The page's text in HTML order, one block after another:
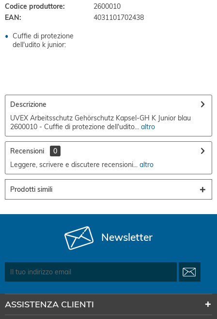
Codice produttore:
2600010
EAN:
4031101702438
Cuffie di protezione
dell'udito k junior:
Descrizione
UVEX Arbeitsschutz Gehörschutz Kapsel-GH K Junior blau
2600010 - Cuffie di protezione dell'udito... altro
Recensioni
0
Leggere, scrivere e discutere recensioni... altro
Prodotti simili
Newsletter
ASSISTENZA CLIENTI